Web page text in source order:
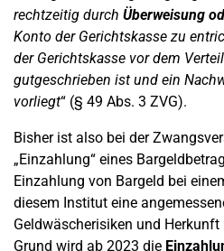
rechtzeitig durch Überweisung
Konto der Gerichtskasse zu
der Gerichtskasse vor dem
gutgeschrieben ist und ein
vorliegt“ (§ 49 Abs. 3 ZVG).
Bisher ist also bei der
„Einzahlung“ eines
Einzahlung von Bargeld bei
diesem Institut eine
Geldwäscherisiken und
Grund wird ab 2023 die